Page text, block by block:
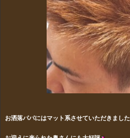
お洒落パパにはマット系させていただきました